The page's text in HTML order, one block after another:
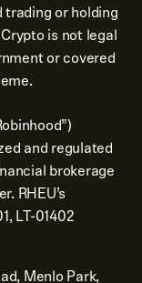
or holding
is not legal
or covered
and regulated
brokerage
RHEU’s
LT-01402
Menlo Park,